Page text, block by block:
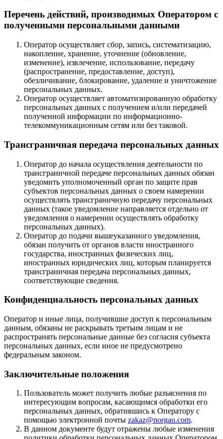
Перечень действий, производимых Оператором с
полученными персональными данными
Оператор осуществляет сбор, запись, систематизацию,
накопление, хранение, уточнение (обновление,
изменение), извлечение, использование, передачу
(распространение, предоставление, доступ),
обезличивание, блокирование, удаление и уничтожение
персональных данных.
Оператор осуществляет автоматизированную обработку
персональных данных с получением и/или передачей
полученной информации по информационно-
телекоммуникационным сетям или без таковой.
Трансграничная передача персональных данных
Оператор до начала осуществления деятельности по
трансграничной передаче персональных данных обязан
уведомить уполномоченный орган по защите прав
субъектов персональных данных о своем намерении
осуществлять трансграничную передачу персональных
данных (такое уведомление направляется отдельно от
уведомления о намерении осуществлять обработку
персональных данных).
Оператор до подачи вышеуказанного уведомления,
обязан получить от органов власти иностранного
государства, иностранных физических лиц,
иностранных юридических лиц, которым планируется
трансграничная передача персональных данных,
соответствующие сведения.
Конфиденциальность персональных данных
Оператор и иные лица, получившие доступ к персональным
данным, обязаны не раскрывать третьим лицам и не
распространять персональные данные без согласия субъекта
персональных данных, если иное не предусмотрено
федеральным законом.
Заключительные положения
Пользователь может получить любые разъяснения по
интересующим вопросам, касающимся обработки его
персональных данных, обратившись к Оператору с
помощью электронной почты zakaz@norgau.com.
В данном документе будут отражены любые изменения